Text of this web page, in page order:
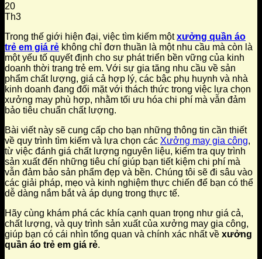
20
Th3
Trong thế giới hiện đại, việc tìm kiếm mộtxưởng quần áo
trẻ em giá rẻ không chỉ đơn thuần là một nhu cầu mà còn là
một yếu tố quyết định cho sự phát triển bền vững của kinh
doanh thời trang trẻ em. Với sự gia tăng nhu cầu về sản
phẩm chất lượng, giá cả hợp lý, các bậc phụ huynh và nhà
kinh doanh đang đối mặt với thách thức trong việc lựa chọn
xưởng may phù hợp, nhằm tối ưu hóa chi phí mà vẫn đảm
bảo tiêu chuẩn chất lượng.
Bài viết này sẽ cung cấp cho bạn những thông tin cần thiết
về quy trình tìm kiếm và lựa chọn các Xưởng may gia công,
từ việc đánh giá chất lượng nguyên liệu, kiểm tra quy trình
sản xuất đến những tiêu chí giúp bạn tiết kiệm chi phí mà
vẫn đảm bảo sản phẩm đẹp và bền. Chúng tôi sẽ đi sâu vào
các giải pháp, mẹo và kinh nghiệm thực chiến để bạn có thể
dễ dàng nắm bắt và áp dụng trong thực tế.
Hãy cùng khám phá các khía cạnh quan trọng như giá cả,
chất lượng, và quy trình sản xuất của xưởng may gia công,
giúp bạn có cái nhìn tổng quan và chính xác nhất về xưởng
quần áo trẻ em giá rẻ.